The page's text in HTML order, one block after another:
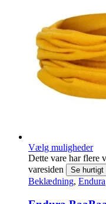
Vælg muligheder
Dette vare har flere
varesiden
Se hurtigt
Beklædning, Endura